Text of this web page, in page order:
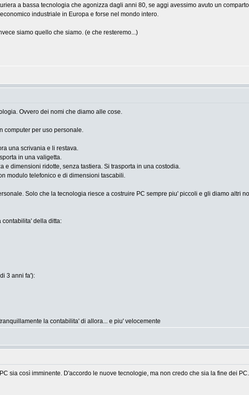
a bassa tecnologia che agonizza dagli anni 80, se aggi avessimo avuto un
industriale in Europa e forse nel mondo intero.
siamo quello che siamo. (e che resteremo...)
Ovvero dei nomi che diamo alle cose.
computer per uso personale.
una scrivania e li restava.
in una valigetta.
e dimensioni ridotte, senza tastiera. Si trasporta in una costodia.
modulo telefonico e di dimensioni tascabili.
Solo che la tecnologia riesce a costruire PC sempre piu' piccoli e gli diamo altri
contabilita' della ditta:
3 anni fa'):
la contabilita' di allora... e piu' velocemente
sia così imminente. D'accordo le nuove tecnologie, ma non credo che sia la fine dei PC.